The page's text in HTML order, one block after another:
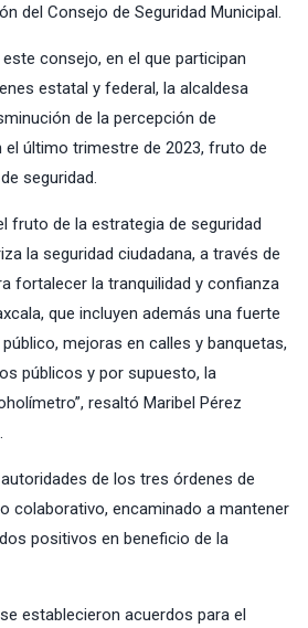
del Consejo de Seguridad Municipal.
consejo, en el que participan
estatal y federal, la alcaldesa
de la percepción de
el último trimestre de 2023, fruto de
seguridad.
fruto de la estrategia de seguridad
la seguridad ciudadana, a través de
fortalecer la tranquilidad y confianza
que incluyen además una fuerte
mejoras en calles y banquetas,
públicos y por supuesto, la
resaltó Maribel Pérez
de los tres órdenes de
colaborativo, encaminado a mantener
positivos en beneficio de la
establecieron acuerdos para el